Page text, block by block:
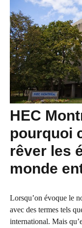
HEC
pourquoi
rêver les
monde
Lorsqu’on évoque le
avec des termes tels
international. Mais